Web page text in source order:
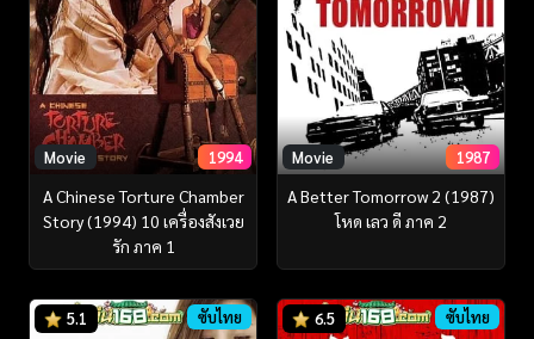
Movie 1994
A Chinese Torture Chamber
Story (1994) 10 เครื่องสังเวย
รัก ภาค 1
Movie 1987
A Better Tomorrow 2 (1987)
โหด เลว ดี ภาค 2
5.1 ซับไทย 6.5 ซับไทย